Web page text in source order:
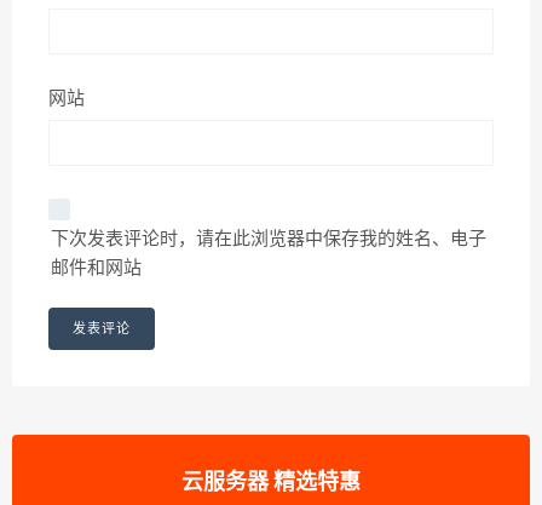
网站
下次发表评论时，请在此浏览器中保存我的姓名、电子
邮件和网站
云服务器 精选特惠